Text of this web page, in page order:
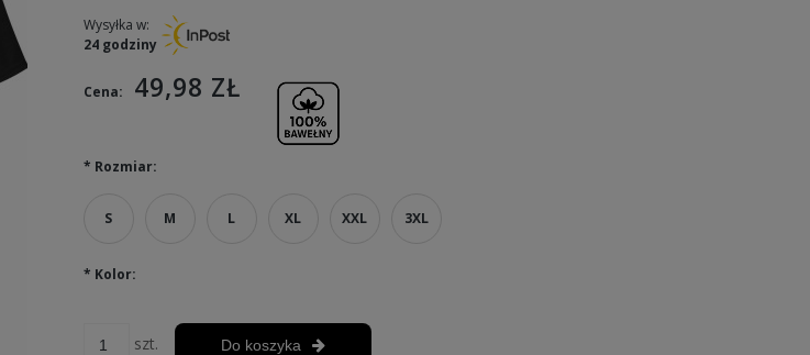
Wysyłka w:
24 godziny
Cena: 49,98 ZŁ
* Rozmiar:
S M L XL XXL 3XL
* Kolor:
szt. Do koszyka